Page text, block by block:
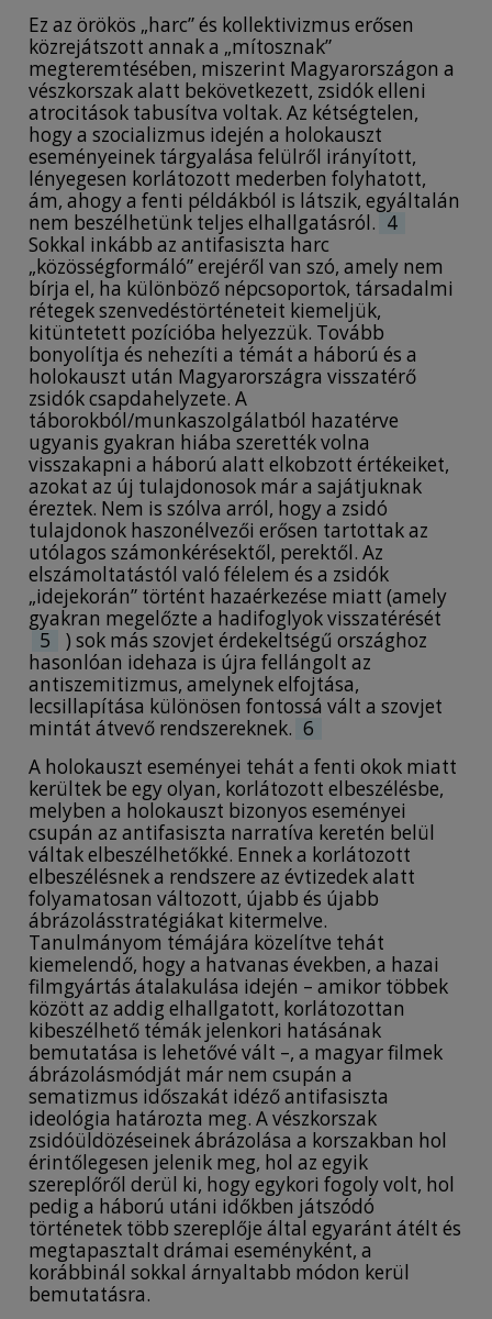
Ez az örökös „harc” és kollektivizmus erősen
közrejátszott annak a „mítosznak”
megteremtésében, miszerint Magyarországon a
vészkorszak alatt bekövetkezett, zsidók elleni
atrocitások tabusítva voltak. Az kétségtelen,
hogy a szocializmus idején a holokauszt
eseményeinek tárgyalása felülről irányított,
lényegesen korlátozott mederben folyhatott,
ám, ahogy a fenti példákból is látszik, egyáltalán
nem beszélhetünk teljes elhallgatásról. 4
Sokkal inkább az antifasiszta harc
„közösségformáló” erejéről van szó, amely nem
bírja el, ha különböző népcsoportok, társadalmi
rétegek szenvedéstörténeteit kiemeljük,
kitüntetett pozícióba helyezzük. Tovább
bonyolítja és nehezíti a témát a háború és a
holokauszt után Magyarországra visszatérő
zsidók csapdahelyzete. A
táborokból/munkaszolgálatból hazatérve
ugyanis gyakran hiába szerették volna
visszakapni a háború alatt elkobzott értékeiket,
azokat az új tulajdonosok már a sajátjuknak
éreztek. Nem is szólva arról, hogy a zsidó
tulajdonok haszonélvezői erősen tartottak az
utólagos számonkérésektől, perektől. Az
elszámoltatástól való félelem és a zsidók
„idejekorán” történt hazaérkezése miatt (amely
gyakran megelőzte a hadifoglyok visszatérését
5
) sok más szovjet érdekeltségű országhoz
hasonlóan idehaza is újra fellángolt az
antiszemitizmus, amelynek elfojtása,
lecsillapítása különösen fontossá vált a szovjet
mintát átvevő rendszereknek. 6
A holokauszt eseményei tehát a fenti okok miatt
kerültek be egy olyan, korlátozott elbeszélésbe,
melyben a holokauszt bizonyos eseményei
csupán az antifasiszta narratíva keretén belül
váltak elbeszélhetőkké. Ennek a korlátozott
elbeszélésnek a rendszere az évtizedek alatt
folyamatosan változott, újabb és újabb
ábrázolásstratégiákat kitermelve.
Tanulmányom témájára közelítve tehát
kiemelendő, hogy a hatvanas években, a hazai
filmgyártás átalakulása idején – amikor többek
között az addig elhallgatott, korlátozottan
kibeszélhető témák jelenkori hatásának
bemutatása is lehetővé vált –, a magyar filmek
ábrázolásmódját már nem csupán a
sematizmus időszakát idéző antifasiszta
ideológia határozta meg. A vészkorszak
zsidóüldözéseinek ábrázolása a korszakban hol
érintőlegesen jelenik meg, hol az egyik
szereplőről derül ki, hogy egykori fogoly volt, hol
pedig a háború utáni időkben játszódó
történetek több szereplője által egyaránt átélt és
megtapasztalt drámai eseményként, a
korábbinál sokkal árnyaltabb módon kerül
bemutatásra.